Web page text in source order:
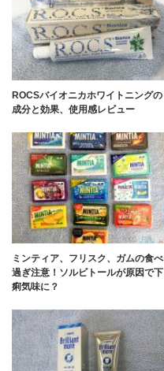
ROCSバイオニカホワイトニングの
成分と効果、使用感レビュー
ミンティア、フリスク、ガムの食べ
過ぎ注意！ソルビトールが原因で下
痢気味に？